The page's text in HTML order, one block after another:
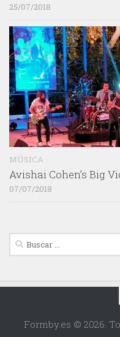
25/07/2018
MÚSICA
Avishai Cohen’s Big
07/07/2018
Buscar:
Formby.es © 2026.